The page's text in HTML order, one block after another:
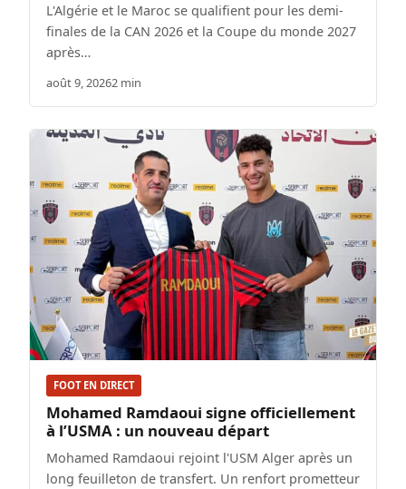
L'Algérie et le Maroc se qualifient pour les demi-
finales de la CAN 2026 et la Coupe du monde 2027
après…
août 9, 20262 min
FOOT EN DIRECT
Mohamed Ramdaoui signe officiellement
à l’USMA : un nouveau départ
Mohamed Ramdaoui rejoint l'USM Alger après un
long feuilleton de transfert. Un renfort prometteur